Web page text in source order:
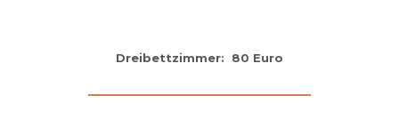
Dreibettzimmer: 80 Euro